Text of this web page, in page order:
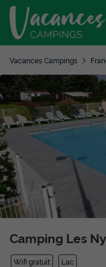
Vacances Campings
Camping Les
Wifi gratuit Lac